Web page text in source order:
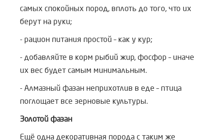
самых спокойных пород, вплоть до того, что их
берут на руки;
- рацион питания простой – как у кур;
- добавляйте в корм рыбий жир, фосфор – иначе
их вес будет самым минимальным.
- Алмазный фазан неприхотлив в еде – птица
поглощает все зерновые культуры.
Золотой фазан
Ещё одна декоративная порода с таким же